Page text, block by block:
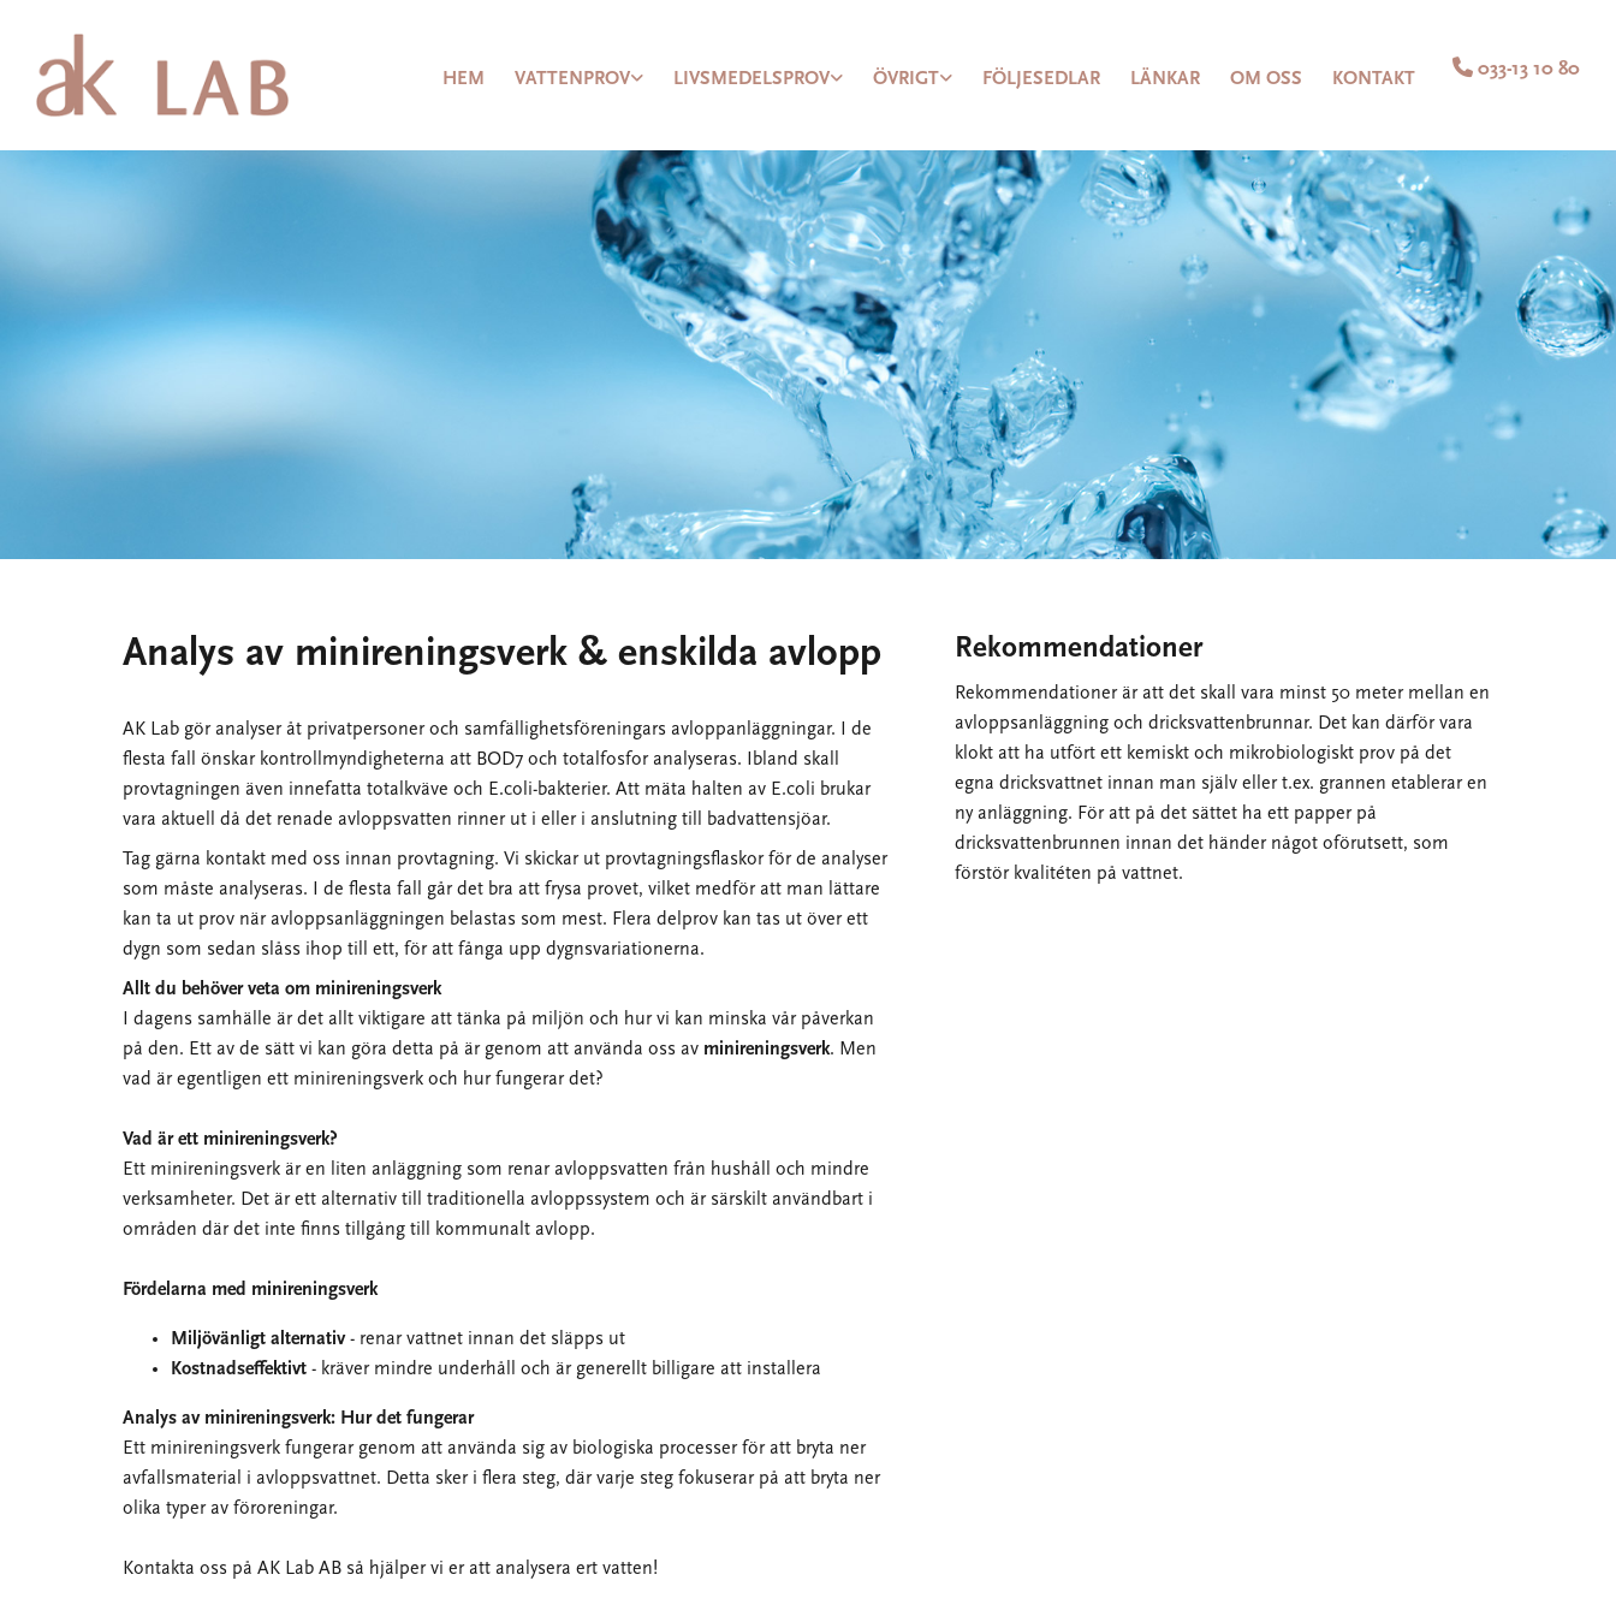
HEM VATTENPROV LIVSMEDELSPROV ÖVRIGT FÖLJESEDLAR LÄNKAR OM OSS KONTAKT
 033-13 10 80
Analys av minireningsverk & enskilda avlopp
AK Lab gör analyser åt privatpersoner och samfällighetsföreningars avloppanläggningar. I de
flesta fall önskar kontrollmyndigheterna att BOD7 och totalfosfor analyseras. Ibland skall
provtagningen även innefatta totalkväve och E.coli-bakterier. Att mäta halten av E.coli brukar
vara aktuell då det renade avloppsvatten rinner ut i eller i anslutning till badvattensjöar.
Tag gärna kontakt med oss innan provtagning. Vi skickar ut provtagningsflaskor för de analyser
som måste analyseras. I de flesta fall går det bra att frysa provet, vilket medför att man lättare
kan ta ut prov när avloppsanläggningen belastas som mest. Flera delprov kan tas ut över ett
dygn som sedan slåss ihop till ett, för att fånga upp dygnsvariationerna.
Allt du behöver veta om minireningsverk
I dagens samhälle är det allt viktigare att tänka på miljön och hur vi kan minska vår påverkan
på den. Ett av de sätt vi kan göra detta på är genom att använda oss av minireningsverk. Men
vad är egentligen ett minireningsverk och hur fungerar det?
Vad är ett minireningsverk?
Ett minireningsverk är en liten anläggning som renar avloppsvatten från hushåll och mindre
verksamheter. Det är ett alternativ till traditionella avloppssystem och är särskilt användbart i
områden där det inte finns tillgång till kommunalt avlopp.
Fördelarna med minireningsverk
Miljövänligt alternativ- renar vattnet innan det släpps ut
Kostnadseffektivt - kräver mindre underhåll och är generellt billigare att installera
Analys av minireningsverk: Hur det fungerar
Ett minireningsverk fungerar genom att använda sig av biologiska processer för att bryta ner
avfallsmaterial i avloppsvattnet. Detta sker i flera steg, där varje steg fokuserar på att bryta ner
olika typer av föroreningar.
Kontakta oss på AK Lab AB så hjälper vi er att analysera ert vatten!
Rekommendationer
Rekommendationer är att det skall vara minst 50 meter mellan en
avloppsanläggning och dricksvattenbrunnar. Det kan därför vara
klokt att ha utfört ett kemiskt och mikrobiologiskt prov på det
egna dricksvattnet innan man själv eller t.ex. grannen etablerar en
ny anläggning. För att på det sättet ha ett papper på
dricksvattenbrunnen innan det händer något oförutsett, som
förstör kvalitéten på vattnet.